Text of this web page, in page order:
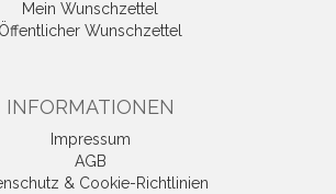
Mein Wunschzettel
Öffentlicher Wunschzettel
INFORMATIONEN
Impressum
AGB
& Cookie-Richtlinien